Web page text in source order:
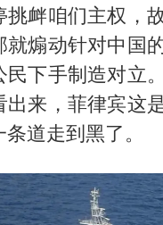
挑衅咱们主权，
就煽动针对中国
民下手制造对立
出来，菲律宾这
道走到黑了。